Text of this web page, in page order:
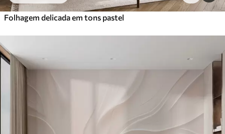
Folhagem delicada em tons pastel